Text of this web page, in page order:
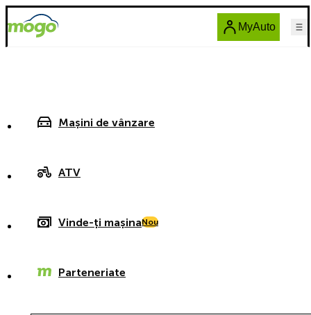
MyAuto
Mașini de vânzare
ATV
Vinde-ți mașinaNou
Parteneriate